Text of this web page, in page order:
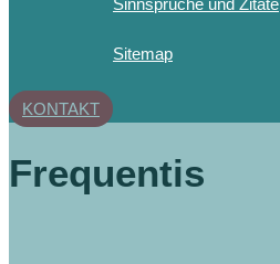
Sitemap
KONTAKT
Frequentis